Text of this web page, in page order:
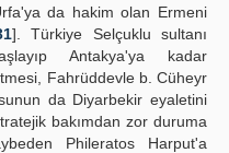
da hakim olan Ermeni
]. Türkiye Selçuklu sultanı
Antakya'ya kadar
Fahrüddevle b. Cüheyr
da Diyarbekir eyaletini
bakımdan zor duruma
Phileratos Harput'a